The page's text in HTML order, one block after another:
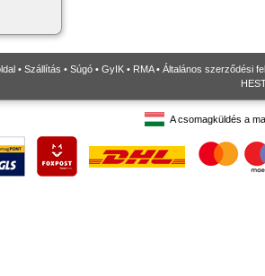
• Szállítás • Súgó • GyIK • RMA• Általános szerződési
A csomagküldés a